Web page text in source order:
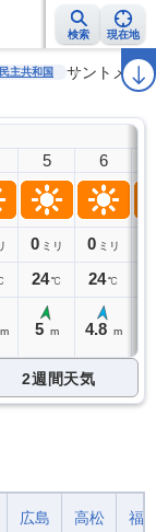
検索 現在地
報 2週間天気 ラ
主共和国 サントメ
m
5
0 ミリ
24℃
5 m
6
0 ミリ
24℃
4.8 m
2週間天気
広島 高松 福